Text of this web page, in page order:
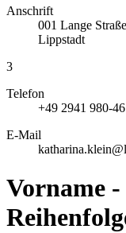
Anschrift
001 Lange
Lippstadt
3
Telefon
+49 2941 980-
E-Mail
Vorname